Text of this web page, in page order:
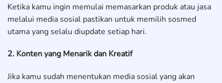
Ketika kamu ingin memulai memasarkan produk atau jasa
melalui media sosial pastikan untuk memilih sosmed
utama yang selalu diupdate setiap hari.
2. Konten yang Menarik dan Kreatif
Jika kamu sudah menentukan media sosial yang akan